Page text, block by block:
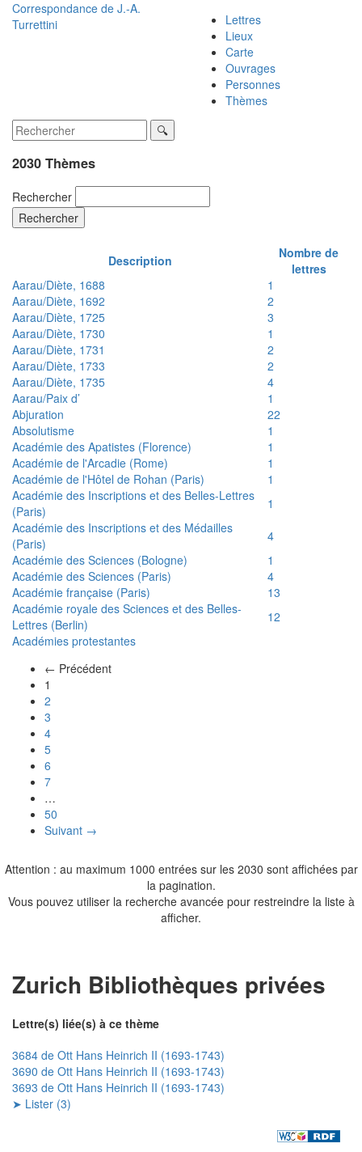
Correspondance de J.-A.
Turrettini
Lettres
Lieux
Carte
Ouvrages
Personnes
Thèmes
2030 Thèmes
Rechercher
Rechercher
Description
Nombre de
lettres
Aarau/Diète, 1688
1
Aarau/Diète, 1692
2
Aarau/Diète, 1725
3
Aarau/Diète, 1730
1
Aarau/Diète, 1731
2
Aarau/Diète, 1733
2
Aarau/Diète, 1735
4
Aarau/Paix d’
1
Abjuration
22
Absolutisme
1
Académie des Apatistes (Florence)
1
Académie de l'Arcadie (Rome)
1
Académie de l'Hôtel de Rohan (Paris)
1
Académie des Inscriptions et des Belles-Lettres
(Paris)
1
Académie des Inscriptions et des Médailles
(Paris)
4
Académie des Sciences (Bologne)
1
Académie des Sciences (Paris)
4
Académie française (Paris)
13
Académie royale des Sciences et des Belles-
Lettres (Berlin)
12
Académies protestantes
← Précédent
1
2
3
4
5
6
7
…
50
Suivant →
Attention : au maximum 1000 entrées sur les 2030 sont affichées par
la pagination.
Vous pouvez utiliser la recherche avancée pour restreindre la liste à
afficher.
Zurich Bibliothèques privées
Lettre(s) liée(s) à ce thème
3684 de Ott Hans Heinrich II (1693-1743)
3690 de Ott Hans Heinrich II (1693-1743)
3693 de Ott Hans Heinrich II (1693-1743)
➤ Lister (3)